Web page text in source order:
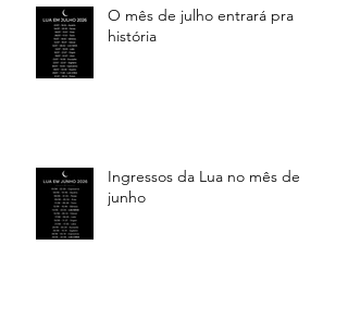
O mês de julho entrará pra
história
Ingressos da Lua no mês de
junho